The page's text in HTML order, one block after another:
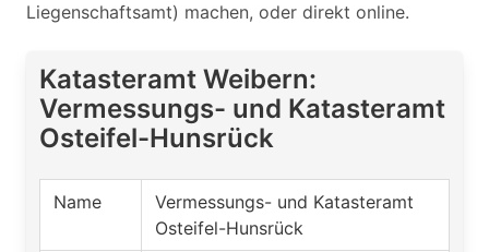
Liegenschaftsamt) machen, oder direkt online.
Katasteramt Weibern:
Vermessungs- und Katasteramt
Osteifel-Hunsrück
Name
Vermessungs- und Katasteramt
Osteifel-Hunsrück